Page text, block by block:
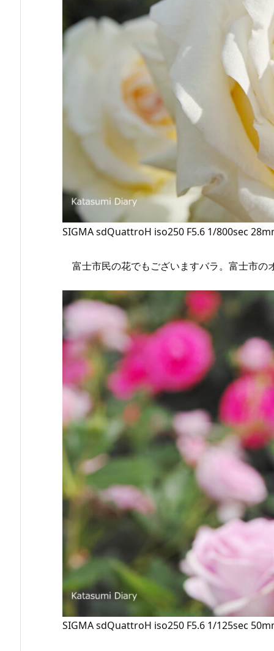
SIGMA sdQuattroH iso250 F5.6 1/800sec
富士市民の花でもございますバラ。富士市の
SIGMA sdQuattroH iso250 F5.6 1/125sec